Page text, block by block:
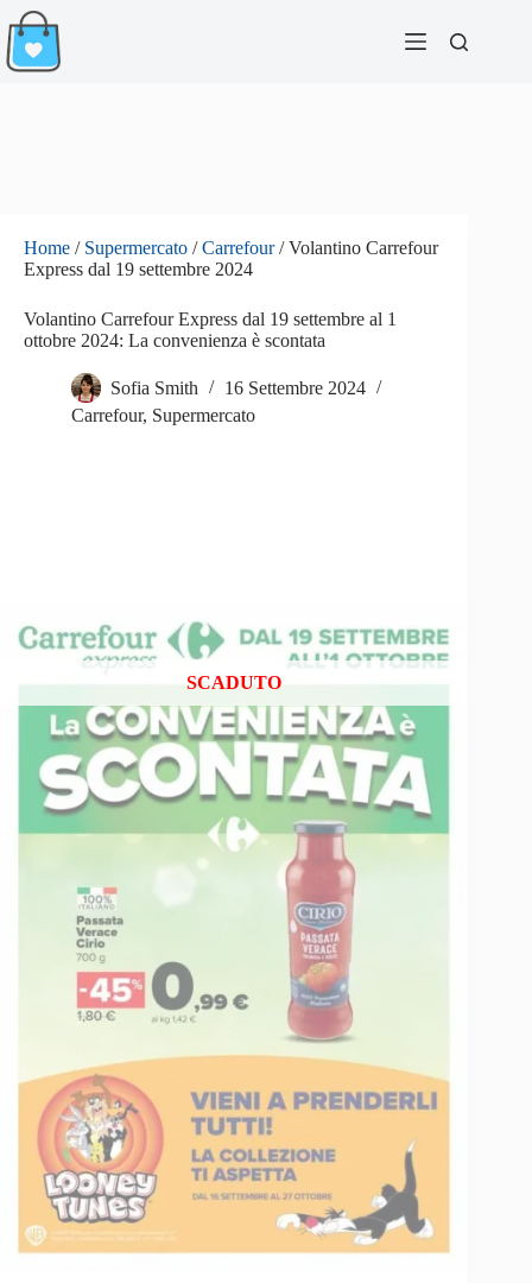
Salta
al
contenuto
Home / Supermercato /Carrefour/Volantino Carrefour
Express dal 19 settembre 2024
Volantino Carrefour Express dal 19 settembre al 1
ottobre 2024: La convenienza è scontata
Sofia Smith
16 Settembre 2024
Carrefour, Supermercato
SCADUTO